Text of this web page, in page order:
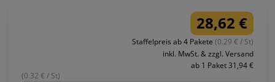
28,62 €
Staffelpreis ab 4 Pakete (0.29 € / St)
inkl. MwSt. & zzgl. Versand
ab 1 Paket 31,94 €
(0.32 € / St)